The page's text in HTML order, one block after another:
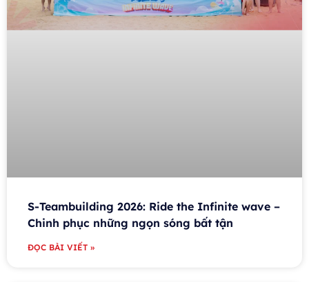
S-Teambuilding 2026: Ride the Infinite wave –
Chinh phục những ngọn sóng bất tận
ĐỌC BÀI VIẾT »